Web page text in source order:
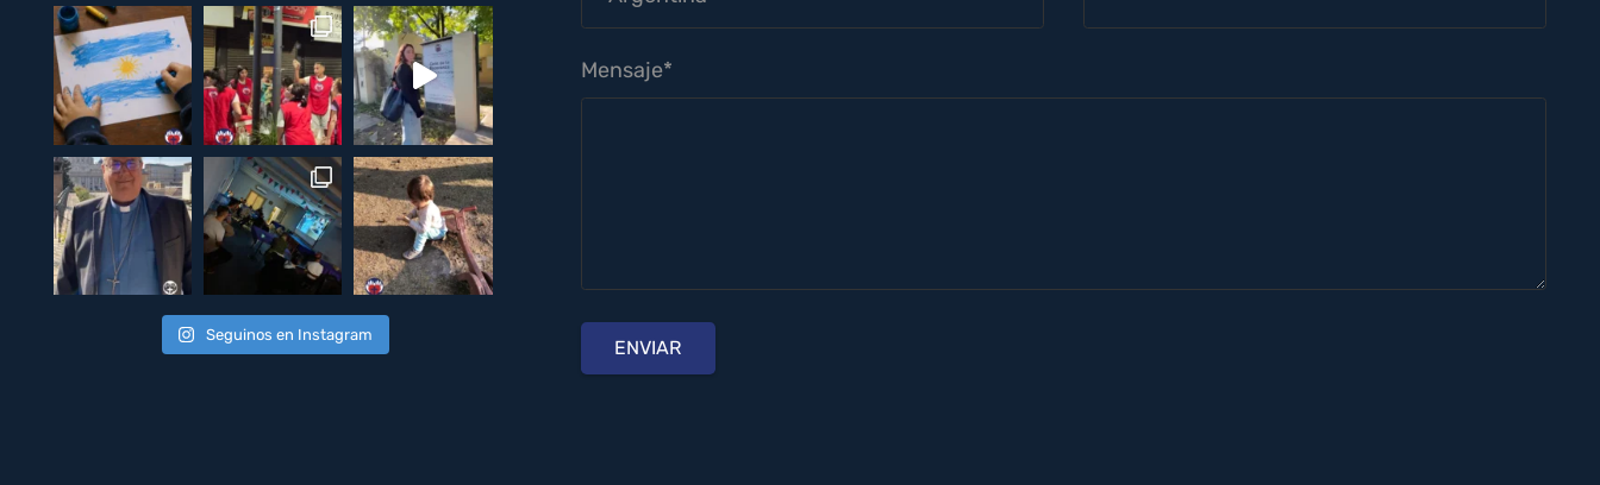
Seguinos en Instagram
Mensaje*